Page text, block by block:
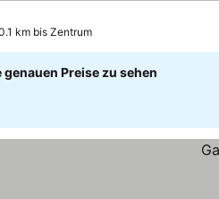
km bis Zentrum
Preise zu sehen